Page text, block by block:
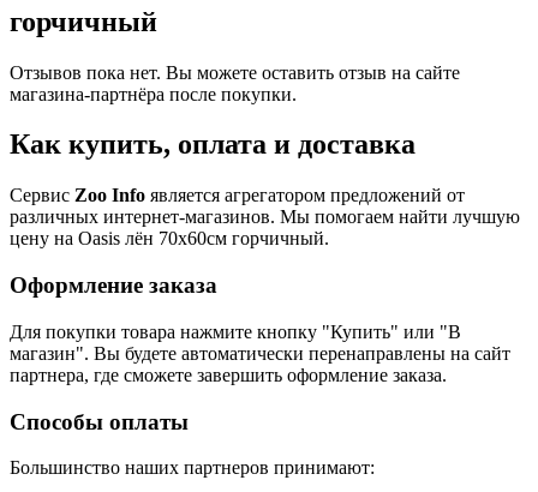
горчичный
Отзывов пока нет. Вы можете оставить отзыв на сайте
магазина-партнёра после покупки.
Как купить, оплата и доставка
Сервис Zoo Info является агрегатором предложений от
различных интернет-магазинов. Мы помогаем найти лучшую
цену на Oasis лён 70х60см горчичный.
Оформление заказа
Для покупки товара нажмите кнопку "Купить" или "В
магазин". Вы будете автоматически перенаправлены на сайт
партнера, где сможете завершить оформление заказа.
Способы оплаты
Большинство наших партнеров принимают: